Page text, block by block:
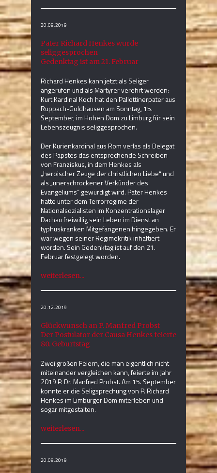
20.09.2019
Pater Richard Henkes wurde
seliggesprochen
Gedenktag ist am 21. Februar
Richard Henkes kann jetzt als Seliger
angerufen und als Märtyrer verehrt werden:
Kurt Kardinal Koch hat den Pallottinerpater aus
Ruppach-Goldhausen am Sonntag, 15.
September, im Hohen Dom zu Limburg für sein
Lebenszeugnis seliggesprochen.
Der Kurienkardinal aus Rom verlas als Delegat
des Papstes das entsprechende Schreiben
von Franziskus, in dem Henkes als
„heroischer Zeuge der christlichen Liebe“ und
als „unerschrockener Verkünder des
Evangeliums“ gewürdigt wird. Pater Henkes
hatte unter dem Terrorregime der
Nationalsozialisten im Konzentrationslager
Dachau freiwillig sein Leben im Dienst an
typhuskranken Mitgefangenen hingegeben. Er
war wegen seiner Regimekritik inhaftiert
worden. Sein Gedenktag ist auf den 21.
Februar festgelegt worden.
weiterlesen...
20.12.2019
Glückwunsch an P. Manfred Probst
Der Postulator der Causa Henkes feierte
80. Geburtstag
Zwei großen Feiern, die man eigentlich nicht
miteinander vergleichen kann, feierte im Jahr
2019 P. Dr. Manfred Probst. Am 15. September
konnte er die Seligsprechung von P. Richard
Henkes im Limburger Dom miterleben und
sogar mitgestalten.
weiterlesen...
20.09.2019